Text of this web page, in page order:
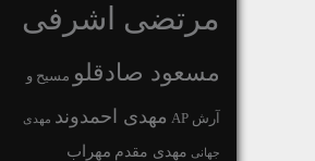
مرتضی اشرفی
مسعود صادقلو مسیح و
آرش AP مهدی احمدوند مهدی
جهانی مهدی مقدم مهراب